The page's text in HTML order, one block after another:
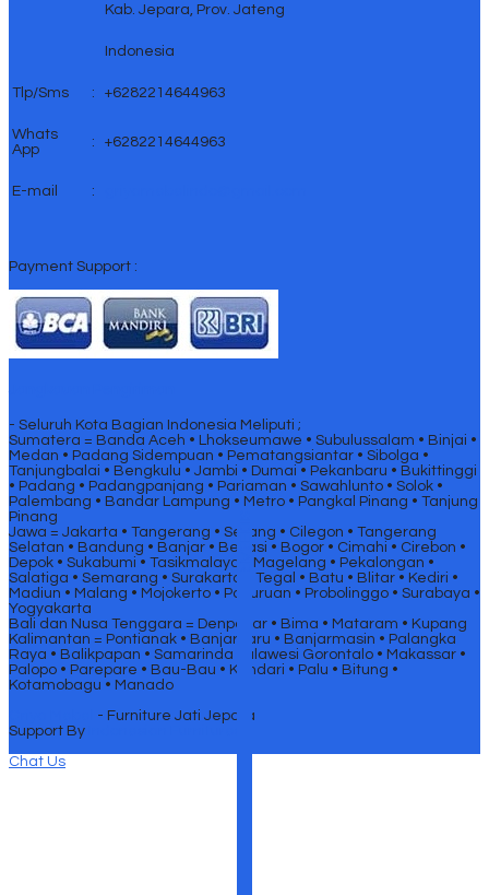
Kab. Jepara, Prov. Jateng
Indonesia
Tlp/Sms : +6282214644963
Whats
App
: +6282214644963
E-mail :
Payment Support :
- Seluruh Kota Bagian Indonesia Meliputi ;
Sumatera = Banda Aceh • Lhokseumawe • Subulussalam • Binjai •
Medan • Padang Sidempuan • Pematangsiantar • Sibolga •
Tanjungbalai • Bengkulu • Jambi • Dumai • Pekanbaru • Bukittinggi
• Padang • Padangpanjang • Pariaman • Sawahlunto • Solok •
Palembang • Bandar Lampung • Metro • Pangkal Pinang • Tanjung
Pinang
Jawa = Jakarta • Tangerang • Serang • Cilegon • Tangerang
Selatan • Bandung • Banjar • Bekasi • Bogor • Cimahi • Cirebon •
Depok • Sukabumi • Tasikmalaya • Magelang • Pekalongan •
Salatiga • Semarang • Surakarta • Tegal • Batu • Blitar • Kediri •
Madiun • Malang • Mojokerto • Pasuruan • Probolinggo • Surabaya •
Yogyakarta
Bali dan Nusa Tenggara = Denpasar • Bima • Mataram • Kupang
Kalimantan = Pontianak • Banjarbaru • Banjarmasin • Palangka
Raya • Balikpapan • Samarinda Sulawesi Gorontalo • Makassar •
Palopo • Parepare • Bau-Bau • Kendari • Palu • Bitung •
Kotamobagu • Manado
- Furniture Jati Jepara
Support By
Chat Us